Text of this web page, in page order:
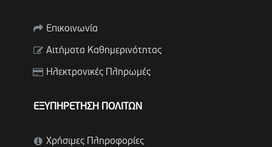
Επικοινωνία
Αιτήματα Καθημερινότητας
Ηλεκτρονικές Πληρωμές
ΕΞΥΠΗΡΕΤΗΣΗ ΠΟΛΙΤΩΝ
Χρήσιμες Πληροφορίες